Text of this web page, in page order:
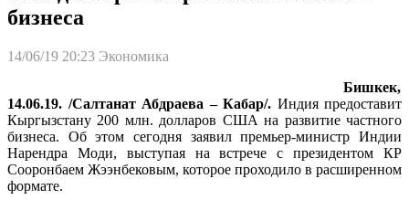
бизнеса
14/06/19 20:23 Экономика
Бишкек,
14.06.19. /Салтанат Абдраева – Кабар/. Индия предоставит
Кыргызстану 200 млн. долларов США на развитие частного
бизнеса. Об этом сегодня заявил премьер-министр Индии
Нарендра Моди, выступая на встрече с президентом КР
Сооронбаем Жээнбековым, которое проходило в расширенном
формате.